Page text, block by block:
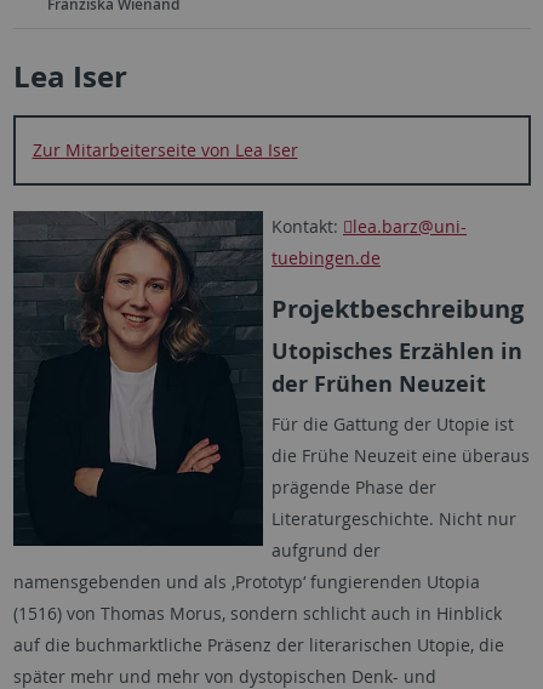
Franziska Wienand
Lea Iser
Zur Mitarbeiterseite von Lea Iser
Kontakt: lea.barz@uni-
tuebingen.de
Projektbeschreibung
Utopisches Erzählen in
der Frühen Neuzeit
Für die Gattung der Utopie ist
die Frühe Neuzeit eine überaus
prägende Phase der
Literaturgeschichte. Nicht nur
aufgrund der
namensgebenden und als ‚Prototyp‘ fungierenden Utopia
(1516) von Thomas Morus, sondern schlicht auch in Hinblick
auf die buchmarktliche Präsenz der literarischen Utopie, die
später mehr und mehr von dystopischen Denk- und